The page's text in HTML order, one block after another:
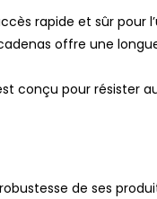
rapide et sûr pour
offre une
conçu pour résister
de ses